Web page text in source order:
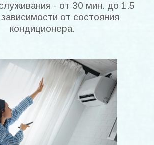
- от 30 мин. до 1.5
от состояния
кондиционера.